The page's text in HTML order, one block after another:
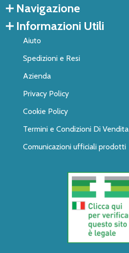
Navigazione
Informazioni Utili
Aiuto
Spedizioni e Resi
Azienda
Privacy Policy
Cookie Policy
Termini e Condizioni Di Vendita
Comunicazioni ufficiali prodotti